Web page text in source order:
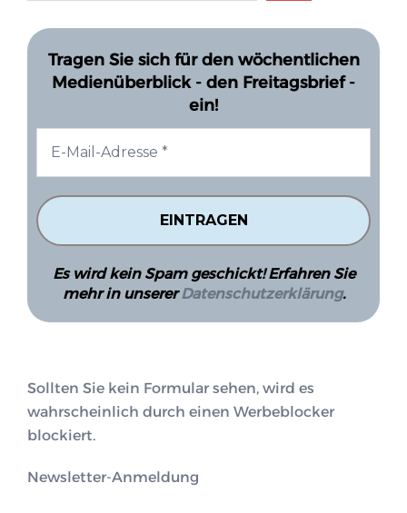
Tragen Sie sich für den wöchentlichen
Medienüberblick - den Freitagsbrief -
ein!
Es wird kein Spam geschickt! Erfahren Sie
mehr in unsererDatenschutzerklärung.
Sollten Sie kein Formular sehen, wird es
wahrscheinlich durch einen Werbeblocker
blockiert.
Newsletter-Anmeldung